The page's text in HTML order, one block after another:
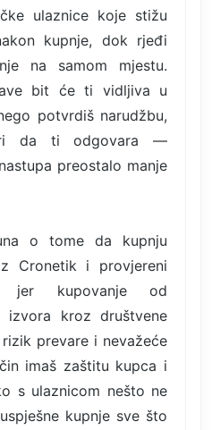
ulaznice koje stižu
kupnje, dok rjeđi
na samom mjestu.
bit će ti vidljiva u
potvrdiš narudžbu,
da ti odgovara —
preostalo manje
o tome da kupnju
Cronetik i provjereni
jer kupovanje od
izvora kroz društvene
prevare i nevažeće
imaš zaštitu kupca i
s ulaznicom nešto ne
kupnje sve što